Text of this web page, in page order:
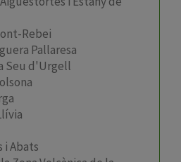
Rebei
Pallaresa
Seu d'Urgell
i Abats